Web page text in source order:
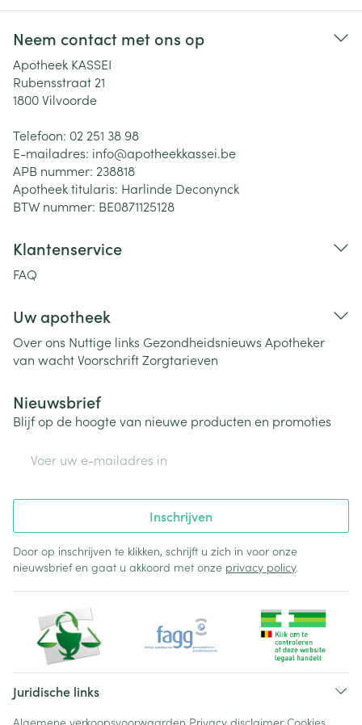
Neem contact met ons op
Apotheek KASSEI
Rubensstraat 21
1800Vilvoorde
Telefoon: 02 251 38 98
E-mailadres: info@apotheekkassei.be
APB nummer: 238818
Apotheek titularis: Harlinde Deconynck
BTW nummer: BE0871125128
Klantenservice
FAQ
Uw apotheek
Over ons Nuttige links Gezondheidsnieuws Apotheker
van wachtVoorschriftZorgtarieven
Nieuwsbrief
Blijf op de hoogte van nieuwe producten en promoties
Inschrijven
Door op inschrijven te klikken, schrijft u zich in voor onze
nieuwsbrief en gaat u akkoord met onze privacy policy.
Juridische links
Algemene verkoopsvoorwaarden Privacy disclaimer Cookies